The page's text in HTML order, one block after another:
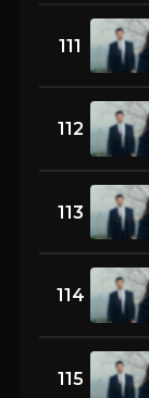
111
112
113
114
115